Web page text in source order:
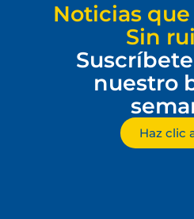
Noticias
Sin
nuestro
Haz clic